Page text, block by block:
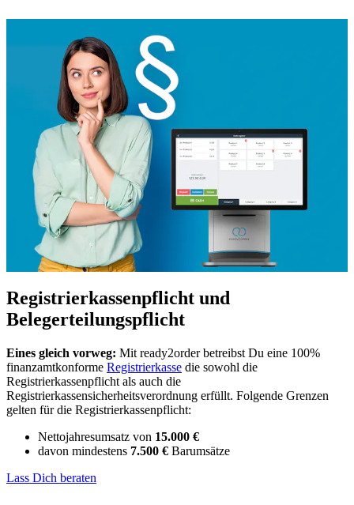
Registrierkassenpflicht und
Belegerteilungspflicht
Eines gleich vorweg: Mit ready2order betreibst Du eine 100%
finanzamtkonforme Registrierkasse die sowohl die
Registrierkassenpflicht als auch die
Registrierkassensicherheitsverordnung erfüllt. Folgende Grenzen
gelten für die Registrierkassenpflicht:
Nettojahresumsatz von 15.000 €
davon mindestens 7.500 € Barumsätze
Lass Dich beraten